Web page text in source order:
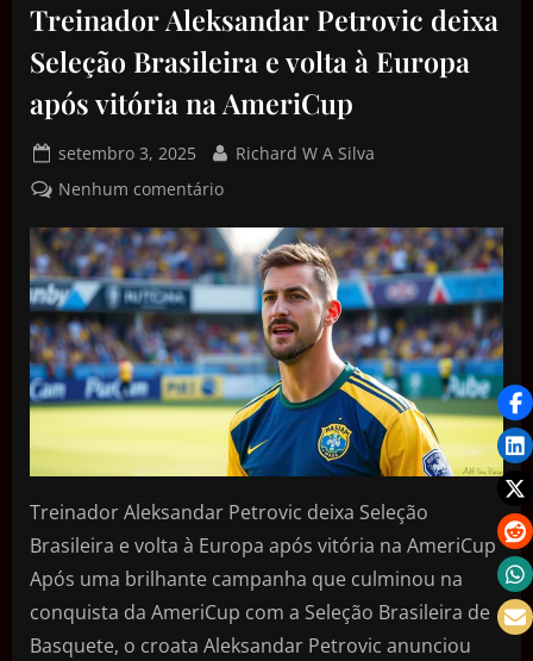
Treinador Aleksandar Petrovic deixa
Seleção Brasileira e volta à Europa
após vitória na AmeriCup
setembro 3, 2025
Richard W A Silva
Nenhum comentário
Treinador Aleksandar Petrovic deixa Seleção
Brasileira e volta à Europa após vitória na AmeriCup
Após uma brilhante campanha que culminou na
conquista da AmeriCup com a Seleção Brasileira de
Basquete, o croata Aleksandar Petrovic anunciou